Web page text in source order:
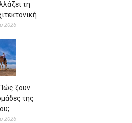
τη
2026
Πώς ζουν
της
2026